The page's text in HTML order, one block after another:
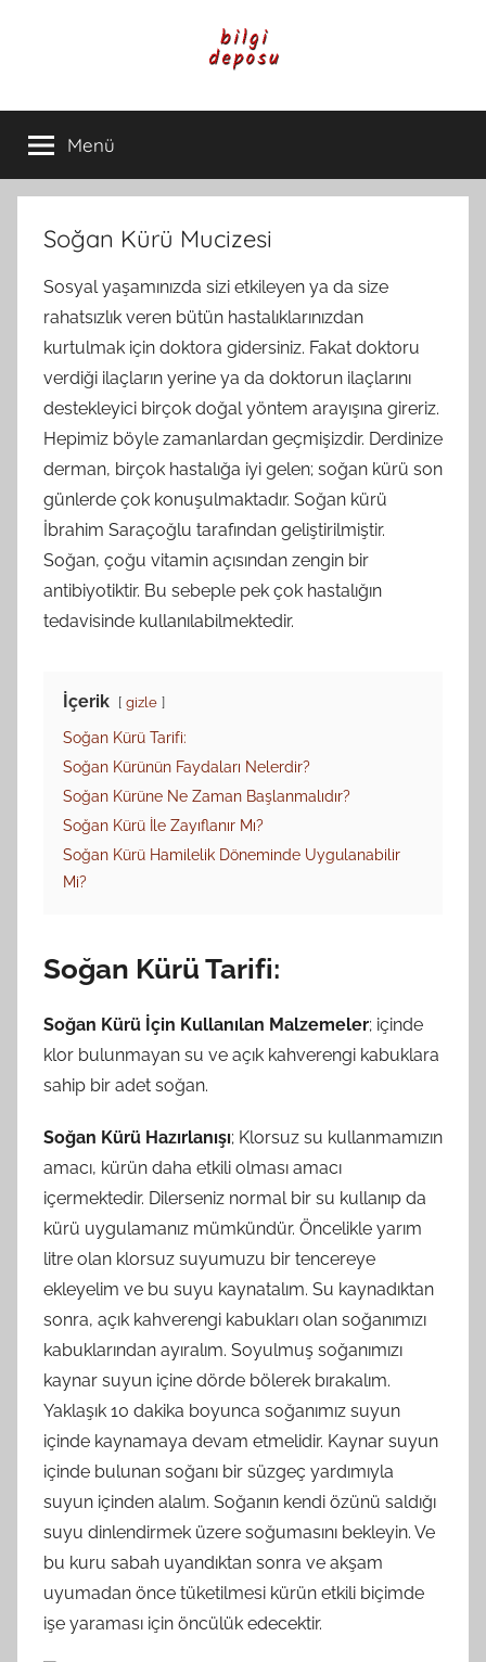
Bilgi
Deposu
Günlük
Yaşam
ve
Rehber
İçerikleri
Menü
Soğan Kürü Mucizesi
Sosyal yaşamınızda sizi etkileyen ya da size
rahatsızlık veren bütün hastalıklarınızdan
kurtulmak için doktora gidersiniz. Fakat doktoru
verdiği ilaçların yerine ya da doktorun ilaçlarını
destekleyici birçok doğal yöntem arayışına gireriz.
Hepimiz böyle zamanlardan geçmişizdir. Derdinize
derman, birçok hastalığa iyi gelen; soğan kürü son
günlerde çok konuşulmaktadır. Soğan kürü
İbrahim Saraçoğlu tarafından geliştirilmiştir.
Soğan, çoğu vitamin açısından zengin bir
antibiyotiktir. Bu sebeple pek çok hastalığın
tedavisinde kullanılabilmektedir.
İçerik gizle
Soğan Kürü Tarifi:
Soğan Kürünün Faydaları Nelerdir?
Soğan Kürüne Ne Zaman Başlanmalıdır?
Soğan Kürü İle Zayıflanır Mı?
Soğan Kürü Hamilelik Döneminde Uygulanabilir
Mi?
Soğan Kürü Tarifi:
Soğan Kürü İçin Kullanılan Malzemeler; içinde
klor bulunmayan su ve açık kahverengi kabuklara
sahip bir adet soğan.
Soğan Kürü Hazırlanışı; Klorsuz su kullanmamızın
amacı, kürün daha etkili olması amacı
içermektedir. Dilerseniz normal bir su kullanıp da
kürü uygulamanız mümkündür. Öncelikle yarım
litre olan klorsuz suyumuzu bir tencereye
ekleyelim ve bu suyu kaynatalım. Su kaynadıktan
sonra, açık kahverengi kabukları olan soğanımızı
kabuklarından ayıralım. Soyulmuş soğanımızı
kaynar suyun içine dörde bölerek bırakalım.
Yaklaşık 10 dakika boyunca soğanımız suyun
içinde kaynamaya devam etmelidir. Kaynar suyun
içinde bulunan soğanı bir süzgeç yardımıyla
suyun içinden alalım. Soğanın kendi özünü saldığı
suyu dinlendirmek üzere soğumasını bekleyin. Ve
bu kuru sabah uyandıktan sonra ve akşam
uyumadan önce tüketilmesi kürün etkili biçimde
işe yaraması için öncülük edecektir.